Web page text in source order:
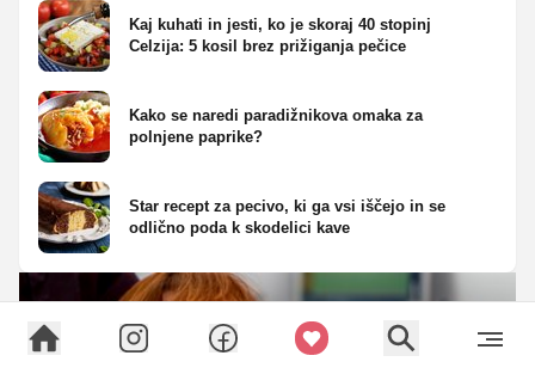
Kaj kuhati in jesti, ko je skoraj 40 stopinj
Celzija: 5 kosil brez prižiganja pečice
Kako se naredi paradižnikova omaka za
polnjene paprike?
Star recept za pecivo, ki ga vsi iščejo in se
odlično poda k skodelici kave